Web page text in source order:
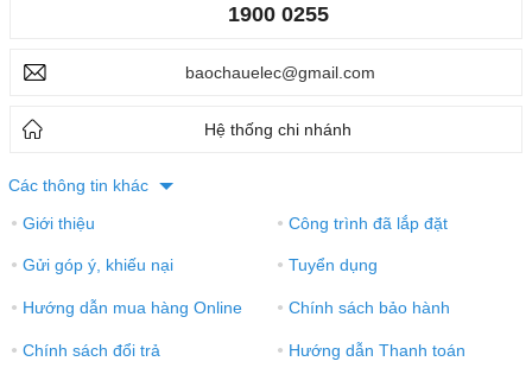
1900 0255
baochauelec@gmail.com
Hệ thống chi nhánh
Các thông tin khác
● Giới thiệu ● Công trình đã lắp đặt
● Gửi góp ý, khiếu nại ● Tuyển dụng
● Hướng dẫn mua hàng Online ● Chính sách bảo hành
● Chính sách đổi trả ● Hướng dẫn Thanh toán